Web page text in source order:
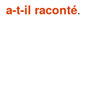
a-t-il raconté.